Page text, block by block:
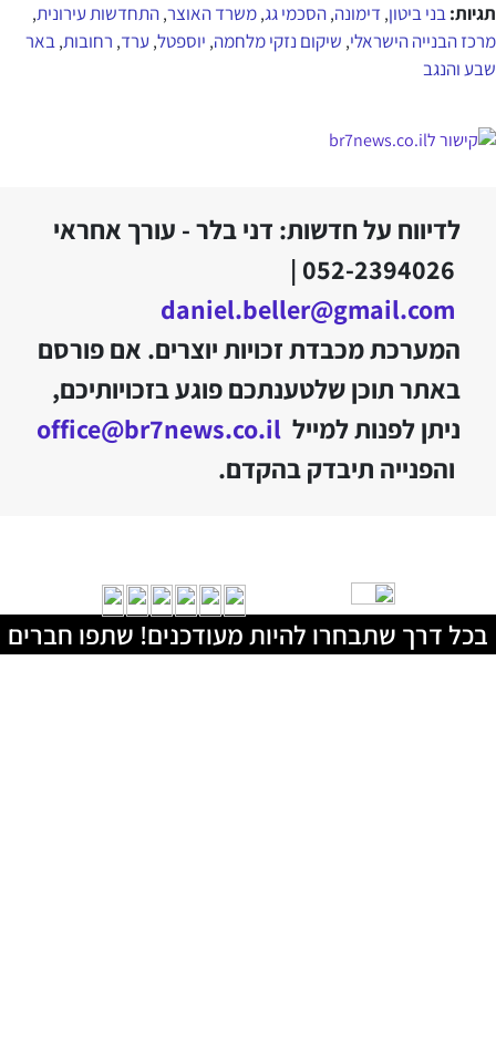
תגיות:בני ביטון, דימונה,הסכמי גג,משרד האוצר,התחדשות עירונית,
מרכז הבנייה הישראלי, שיקום נזקי מלחמה, יוספטל, ערד, רחובות,באר
שבע והנגב
לדיווח על חדשות: דני בלר - עורך אחראי
052-2394026 |
daniel.beller@gmail.com
המערכת מכבדת זכויות יוצרים. אם פורסם
באתר תוכן שלטענתכם פוגע בזכויותיכם,
ניתן לפנות למייל office@br7news.co.il
והפנייה תיבדק בהקדם.
בכל דרך שתבחרו להיות מעודכנים! שתפו חברים